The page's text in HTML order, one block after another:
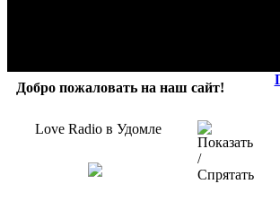
Добро пожаловать на наш сайт!
Love Radio в Удомле